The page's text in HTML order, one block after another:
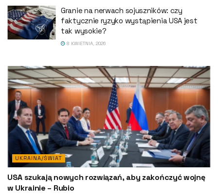
Granie na nerwach sojuszników: czy
faktycznie ryzyko wystąpienia USA jest
tak wysokie?
8 KWIETNIA, 2026
UKRAINA/ŚWIAT
USA szukają nowych rozwiązań, aby zakończyć wojnę
w Ukrainie – Rubio